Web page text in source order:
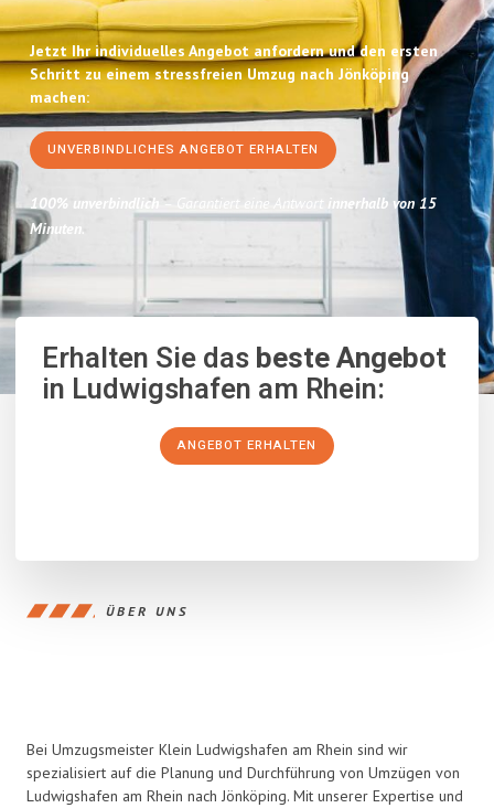
Jetzt Ihr individuelles Angebot anfordern und den ersten
Schritt zu einem stressfreien Umzug nach Jönköping
machen:
UNVERBINDLICHES ANGEBOT ERHALTEN
100% unverbindlich – Garantiert eine Antwort
innerhalb von 15
Minuten.
Erhalten Sie dasbeste Angebot
in Ludwigshafen am Rhein:
ANGEBOT ERHALTEN
ÜBER UNS
Bei Umzugsmeister Klein Ludwigshafen am Rhein sind wir
spezialisiert auf die Planung und Durchführung von Umzügen von
Ludwigshafen am Rhein nach Jönköping. Mit unserer Expertise und